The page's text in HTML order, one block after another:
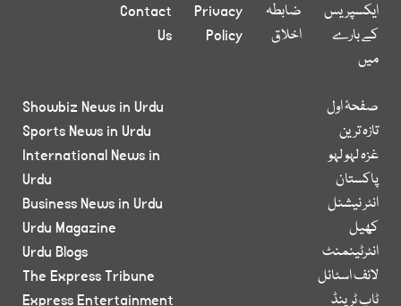
ایکسپریس
کے بارے
میں
ضابطہ
اخلاق
Privacy
Policy
Contact
Us
صفحۂ اول
تازہ ترین
غزہ لہو لہو
پاکستان
انٹر نیشنل
کھیل
انٹرٹینمنٹ
لائف اسٹائل
ٹاپ ٹرینڈ
Showbiz News in Urdu
Sports News in Urdu
International News in
Urdu
Business News in Urdu
Urdu Magazine
Urdu Blogs
The Express Tribune
Express Entertainment